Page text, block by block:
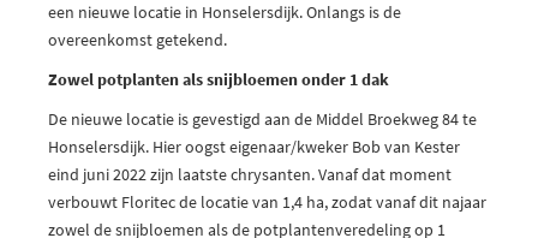
een nieuwe locatie in Honselersdijk. Onlangs is de
overeenkomst getekend.
Zowel potplanten als snijbloemen onder 1 dak
De nieuwe locatie is gevestigd aan de Middel Broekweg 84 te
Honselersdijk. Hier oogst eigenaar/kweker Bob van Kester
eind juni 2022 zijn laatste chrysanten. Vanaf dat moment
verbouwt Floritec de locatie van 1,4 ha, zodat vanaf dit najaar
zowel de snijbloemen als de potplantenveredeling op 1